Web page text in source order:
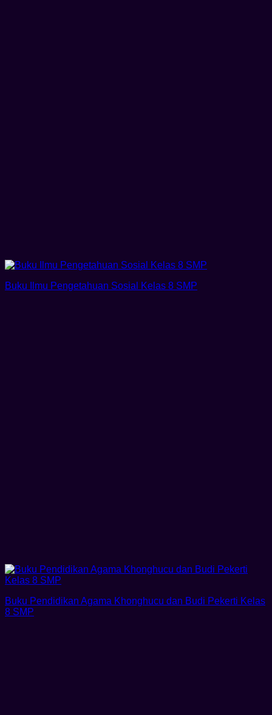
Buku Ilmu Pengetahuan Sosial Kelas 8 SMP
Buku Pendidikan Agama Khonghucu dan Budi Pekerti Kelas
8 SMP